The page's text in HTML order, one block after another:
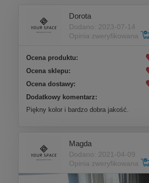
Dorota
Dodano: 2023-07-14
Opinia zweryfikowana
Ocena produktu:
Ocena sklepu:
Ocena dostawy:
Dodatkowy komentarz:
Piękny kolor i bardzo dobra jakość.
Magda
Dodano: 2021-04-09
Opinia zweryfikowana